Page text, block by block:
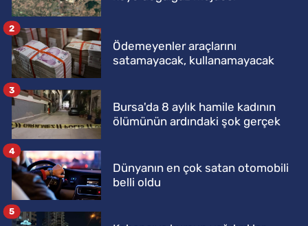
Ödemeyenler araçlarını
satamayacak, kullanamayacak
2
Bursa'da 8 aylık hamile kadının
ölümünün ardındaki şok gerçek
3
Dünyanın en çok satan otomobili
belli oldu
4
5